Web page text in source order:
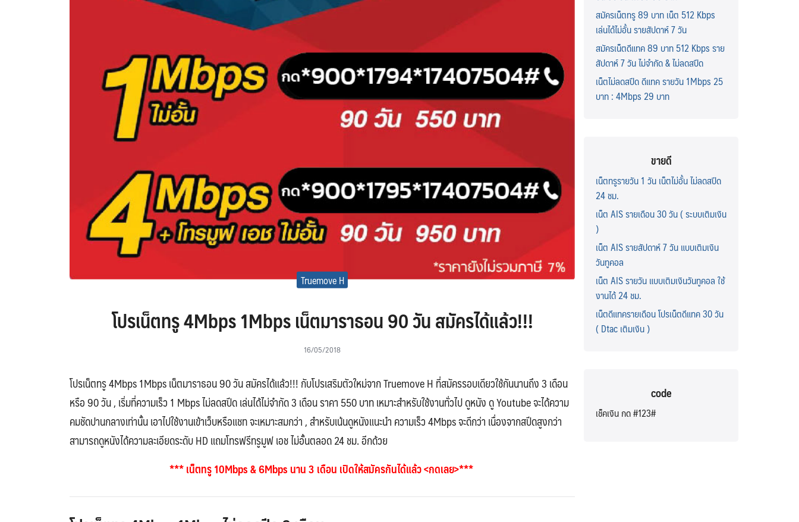
Truemove H
โปรเน็ตทรู 4Mbps 1Mbps เน็ตมาราธอน 90 วัน สมัครได้แล้ว!!!
16/05/2018
โปรเน็ตทรู 4Mbps 1Mbps เน็ตมาราธอน 90 วัน สมัครได้แล้ว!!! กับโปรเสริมตัวใหม่จาก Truemove H ที่สมัครรอบเดียวใช้กันนานถึง 3 เดือน
หรือ 90 วัน , เริ่มที่ความเร็ว 1 Mbps ไม่ลดสปีด เล่นได้ไม่จำกัด 3 เดือน ราคา 550 บาท เหมาะสำหรับใช้งานทั่วไป ดูหนัง ดู Youtube จะได้ความ
คมชัดปานกลางเท่านั้น เอาไปใช้งานเข้าเว็บหรือแชท จะเหมาะสมกว่า , สำหรับเน้นดูหนังแนะนำ ความเร็ว 4Mbps จะดีกว่า เนื่องจากสปีดสูงกว่า
สามารถดูหนังได้ความละเอียดระดับ HD แถมโทรฟรีทรูมูฟ เอช ไม่อั้นตลอด 24 ชม. อีกด้วย
*** เน็ตทรู 10Mbps & 6Mbps นาน 3 เดือน เปิดให้สมัครกันได้แล้ว <กดเลย>***
สมัครเน็ตทรู 89 บาท เน็ต 512 Kbps
เล่นได้ไม่อั้น รายสัปดาห์ 7 วัน
สมัครเน็ตดีแทค 89 บาท 512 Kbps ราย
สัปดาห์ 7 วัน ไม่จำกัด & ไม่ลดสปีด
เน็ตไม่ลดสปีด ดีแทค รายวัน 1Mbps 25
บาท : 4Mbps 29 บาท
ขายดี
เน็ตทรูรายวัน 1 วัน เน็ตไม่อั้น ไม่ลดสปีด
24 ชม.
เน็ต AIS รายเดือน 30 วัน ( ระบบเติมเงิน
)
เน็ต AIS รายสัปดาห์ 7 วัน แบบเติมเงิน
วันทูคอล
เน็ต AIS รายวัน แบบเติมเงินวันทูคอล ใช้
งานได้ 24 ชม.
เน็ตดีแทครายเดือน โปรเน็ตดีแทค 30 วัน
( Dtac เติมเงิน )
code
เช็คเงิน กด #123#